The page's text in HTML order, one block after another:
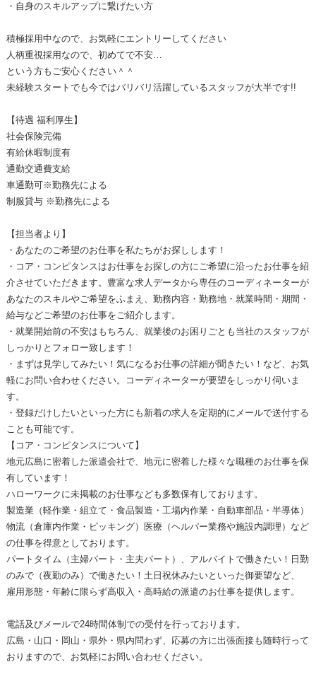
・自身のスキルアップに繋げたい方
積極採用中なので、お気軽にエントリーしてください
人柄重視採用なので、初めてで不安…
という方もご安心ください＾＾
未経験スタートでも今ではバリバリ活躍しているスタッフが大半です!!
【待遇 福利厚生】
社会保険完備
有給休暇制度有
通勤交通費支給
車通勤可※勤務先による
制服貸与 ※勤務先による
【担当者より】
・あなたのご希望のお仕事を私たちがお探しします！
・コア・コンピタンスはお仕事をお探しの方にご希望に沿ったお仕事を紹
介させていただきます。豊富な求人データから専任のコーディネーターが
あなたのスキルやご希望をふまえ、勤務内容・勤務地・就業時間・期間・
給与などご希望のお仕事をご紹介します。
・就業開始前の不安はもちろん、就業後のお困りごとも当社のスタッフが
しっかりとフォロー致します！
・まずは見学してみたい！気になるお仕事の詳細が聞きたい！など、お気
軽にお問い合わせください。コーディネーターが要望をしっかり伺いま
す。
・登録だけしたいといった方にも新着の求人を定期的にメールで送付する
ことも可能です。
【コア・コンピタンスについて】
地元広島に密着した派遣会社で、地元に密着した様々な職種のお仕事を保
有しています！
ハローワークに未掲載のお仕事なども多数保有しております。
製造業（軽作業・組立て・食品製造・工場内作業・自動車部品・半導体）
物流（倉庫内作業・ピッキング）医療（ヘルパー業務や施設内調理）など
の仕事を得意としております。
パートタイム（主婦パート・主夫パート）、アルバイトで働きたい！日勤
のみで（夜勤のみ）で働きたい！土日祝休みたいといった御要望など、
雇用形態・年齢に限らず高収入・高時給の派遣のお仕事を提供します。
電話及びメールで24時間体制での受付を行っております。
広島・山口・岡山・県外・県内問わず、応募の方に出張面接も随時行って
おりますので、お気軽にお問い合わせください。